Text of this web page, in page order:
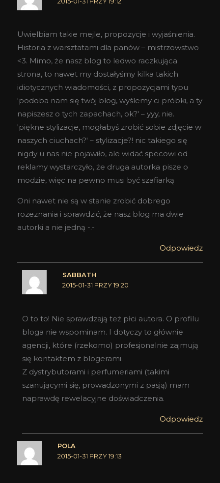
Uwielbiam takie mejle, propozycje i wyjaśnienia.
Historia z warsztatami dla panów – mistrzowstwo
<3. Mimo, że nasz blog to ledwo raczkująca
strona, to nawet my dostałyśmy kilka takich
idiotycznych wiadomości, z propozycjami typu
'podoba nam się twój blog, wyślemy ci próbki, a ty
napiszesz o tych zapachach, ok?' – yyy, nie.
'piękne stylizacje, mogłabyś zrobić sobie zdjęcie w
naszych ciuchach?' – stylizacje?! nic takiego się
nigdy u nas nie pojawiło, ale widać specowi od
reklamy wystarczyło, że druga autorka pisze o
modzie, więc na pewno musi być szafiarką
Oni nawet nie są w stanie zrobić dobrego
rozeznania i sprawdzić, że nasz blog ma dwie
autorki a nie jedną -.-
Odpowiedz
SABBATH
2015-01-31 PRZY 19:20
O to to! Nie sprawdzają też płci autora. O profilu
bloga nie wspominam. I dotyczy to głównie
agencji, które (rzekomo) profesjonalnie zajmują
się kontaktem z blogerami.
Z dystrybutorami i perfumeriami (takimi
szanującymi się, prowadzonymi z pasją) mam
naprawdę rewelacyjne doświadczenia.
Odpowiedz
POLA
2015-01-31 PRZY 19:13